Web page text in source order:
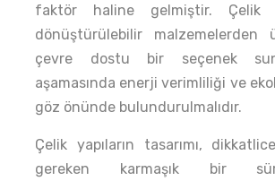
faktör haline gelmiştir. Çelik
dönüştürülebilir malzemelerden
çevre dostu bir seçenek
aşamasında enerji verimliliği ve
göz önünde bulundurulmalıdır.
Çelik yapıların tasarımı,
gereken karmaşık bir